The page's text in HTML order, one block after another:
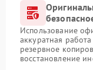
Использование
аккуратная
резервное
восстановление